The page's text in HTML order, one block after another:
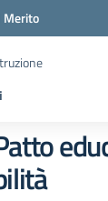
Merito